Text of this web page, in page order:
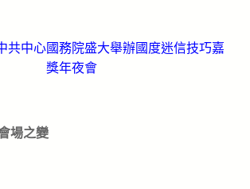
中心國務院盛大舉辦國度迷信技巧嘉
獎年夜會
場之變